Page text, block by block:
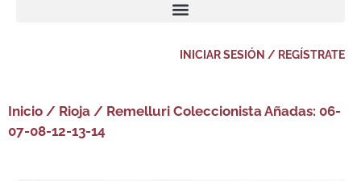
INICIAR SESIÓN / REGÍSTRATE
Inicio / Rioja / Remelluri Coleccionista Añadas: 06-
07-08-12-13-14